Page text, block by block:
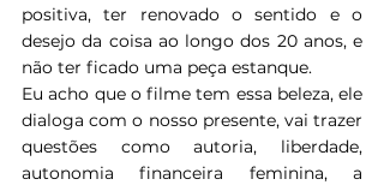
positiva, ter renovado o sentido e o
desejo da coisa ao longo dos 20 anos, e
não ter ficado uma peça estanque.
Eu acho que o filme tem essa beleza, ele
dialoga com o nosso presente, vai trazer
questões como autoria, liberdade,
autonomia financeira feminina, a